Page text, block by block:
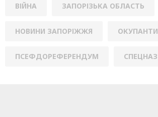
ВІЙНА ЗАПОРІЗЬКА ОБЛАСТЬ
НОВИНИ ЗАПОРІЖЖЯ ОКУПАНТИ
ПСЕФДОРЕФЕРЕНДУМ СПЕЦНАЗ